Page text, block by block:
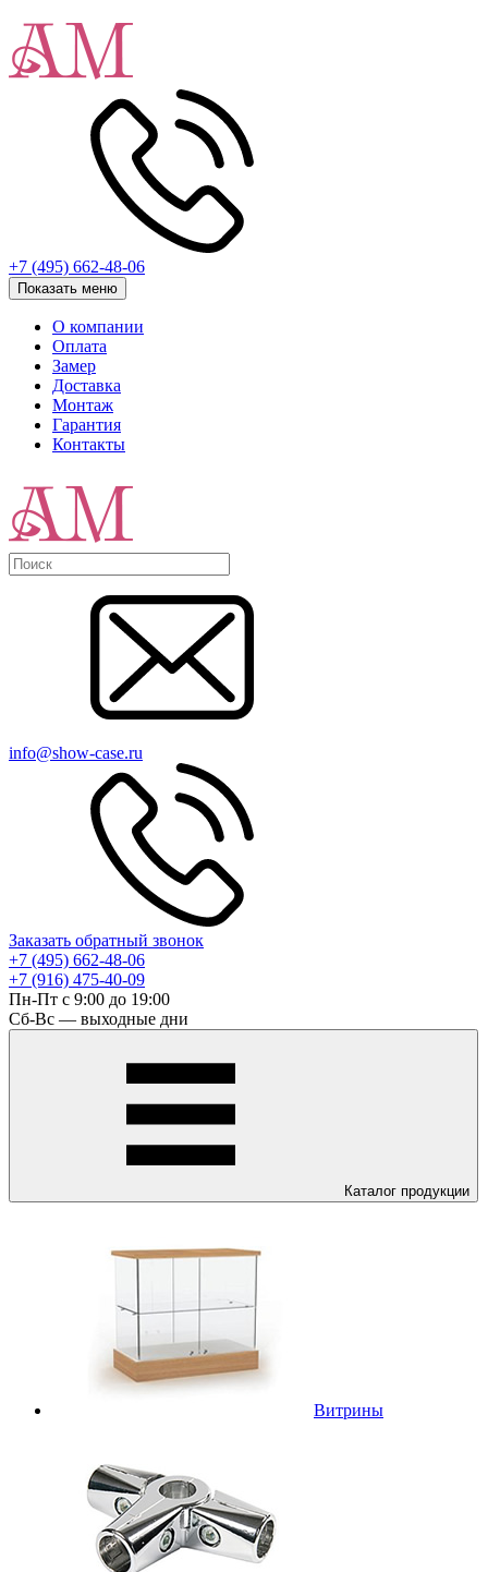
+7 (495) 662-48-06
Показать меню
О компании
Оплата
Замер
Доставка
Монтаж
Гарантия
Контакты
info@show-case.ru
Заказать обратный звонок
+7 (495) 662-48-06
+7 (916) 475-40-09
Пн-Пт с 9:00 до 19:00
Сб-Вс — выходные дни
Каталог продукции
Витрины